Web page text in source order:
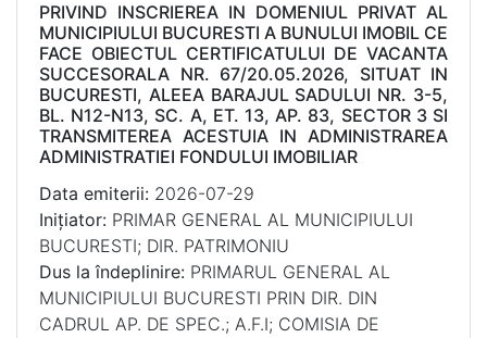
PRIVIND INSCRIEREA IN DOMENIUL PRIVAT AL
MUNICIPIULUI BUCURESTI A BUNULUI IMOBIL CE
FACE OBIECTUL CERTIFICATULUI DE VACANTA
SUCCESORALA NR. 67/20.05.2026, SITUAT IN
BUCURESTI, ALEEA BARAJUL SADULUI NR. 3-5,
BL. N12-N13, SC. A, ET. 13, AP. 83, SECTOR 3 SI
TRANSMITEREA ACESTUIA IN ADMINISTRAREA
ADMINISTRATIEI FONDULUI IMOBILIAR
Data emiterii: 2026-07-29
Inițiator: PRIMAR GENERAL AL MUNICIPIULUI
BUCURESTI; DIR. PATRIMONIU
Dus la îndeplinire: PRIMARUL GENERAL AL
MUNICIPIULUI BUCURESTI PRIN DIR. DIN
CADRUL AP. DE SPEC.; A.F.I; COMISIA DE